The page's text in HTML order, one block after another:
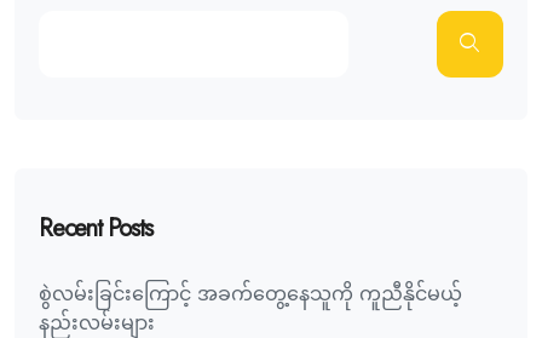
Recent Posts
စွဲလမ်းခြင်းကြောင့် အခက်တွေ့နေသူကို ကူညီနိုင်မယ့်
နည်းလမ်းများ